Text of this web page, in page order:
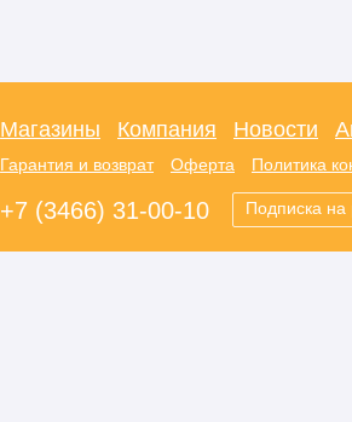
Магазины Компания Новости
Гарантия и возврат Оферта Политика
+7 (3466) 31-00-10 Подписка на